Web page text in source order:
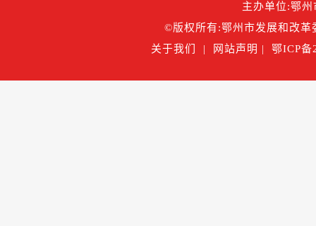
主办单位:鄂
©版权所有:鄂州市发展和改革
关于我们
| 网站声明 | 鄂ICP备